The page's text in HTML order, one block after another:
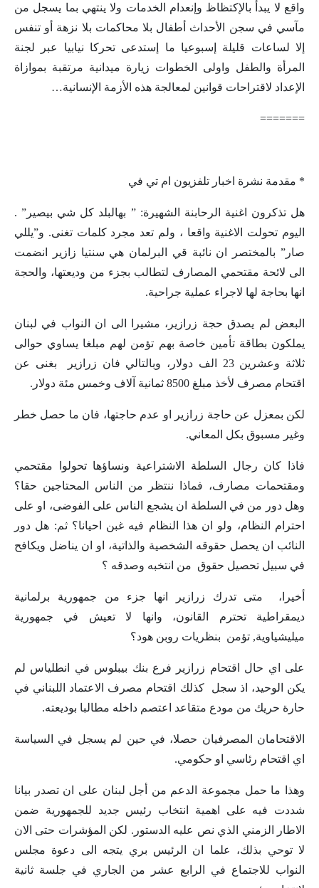
واقع لا يبدأ بالإكتظاظ وإنعدام الخدمات ولا ينتهي بما يسجل من
مآسي في سجن الأحداث أطفال بلا محاكمات بلا نزهة أو تنفس
إلا لساعات قليلة إسبوعيا ما إستدعى تحركا نيابيا عبر لجنة
المرأة والطفل واولى الخطوات زيارة ميدانية مرتقبة بموازاة
الإعداد لاقتراحات قوانين لمعالجة هذه الأزمة الإنسانية…
=======
* مقدمة نشرة اخبار تلفزيون ام تي في
هل تذكرون اغنية الرحابنة الشهيرة: ” بهالبلد كل شي بيصير” .
اليوم تحولت الاغنية واقعا ، ولم تعد مجرد كلمات تغنى. و”يللي
صار” بالمختصر ان نائبة قي البرلمان هي سنتيا زازير انضمت
الى لائحة مقتحمي المصارف لتطالب بجزء من وديعتها، والحجة
انها بحاجة لها لاجراء عملية جراحية.
البعض لم يصدق حجة زرازير، مشيرا الى ان النواب في لبنان
يملكون بطاقة تأمين خاصة بهم تؤمن لهم مبلغا يساوي حوالى
ثلاثة وعشرين 23 الف دولار، وبالتالي فان زرازير بغنى عن
اقتحام مصرف لأخذ مبلغ 8500 ثمانية آلاف وخمس مئة دولار.
لكن بمعزل عن حاجة زرازير او عدم حاجتها، فان ما حصل خطر
وغير مسبوق بكل المعاني.
فاذا كان رجال السلطة الاشتراعية ونساؤها تحولوا مقتحمي
ومقتحمات مصارف، فماذا ننتظر من الناس المحتاجين حقا؟
وهل دور من في السلطة ان يشجع الناس على الفوضى، او على
احترام النظام، ولو ان هذا النظام فيه غبن احيانا؟ ثم: هل دور
النائب ان يحصل حقوقه الشخصية والذاتية، او ان يناضل ويكافح
في سبيل تحصيل حقوق من انتخبه وصدقه ؟
أخيرا، متى تدرك زرازير انها جزء من جمهورية برلمانية
ديمقراطية تحترم القانون، وانها لا تعيش في جمهورية
ميليشياوية, تؤمن بنظريات روبن هود؟
على اي حال اقتحام زرازير فرع بنك بيبلوس في انطلياس لم
يكن الوحيد، اذ سجل كذلك اقتحام مصرف الاعتماد اللبناني في
حارة حريك من مودع متقاعد اعتصم داخله مطالبا بوديعته.
الاقتحامان المصرفيان حصلا، في حين لم يسجل في السياسة
اي اقتحام رئاسي او حكومي.
وهذا ما حمل مجموعة الدعم من أجل لبنان على ان تصدر بيانا
شددت فيه على اهمية انتخاب رئيس جديد للجمهورية ضمن
الاطار الزمني الذي نص عليه الدستور. لكن المؤشرات حتى الان
لا توحي بذلك، علما ان الرئيس بري يتجه الى دعوة مجلس
النواب للاجتماع في الرابع عشر من الجاري في جلسة ثانية